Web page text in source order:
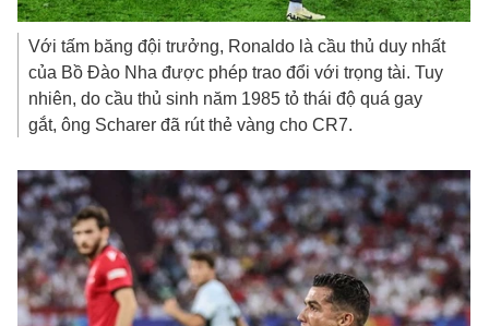
Với tấm băng đội trưởng, Ronaldo là cầu thủ duy nhất
của Bồ Đào Nha được phép trao đổi với trọng tài. Tuy
nhiên, do cầu thủ sinh năm 1985 tỏ thái độ quá gay
gắt, ông Scharer đã rút thẻ vàng cho CR7.